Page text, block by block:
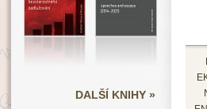
DALŠÍ KNIHY »